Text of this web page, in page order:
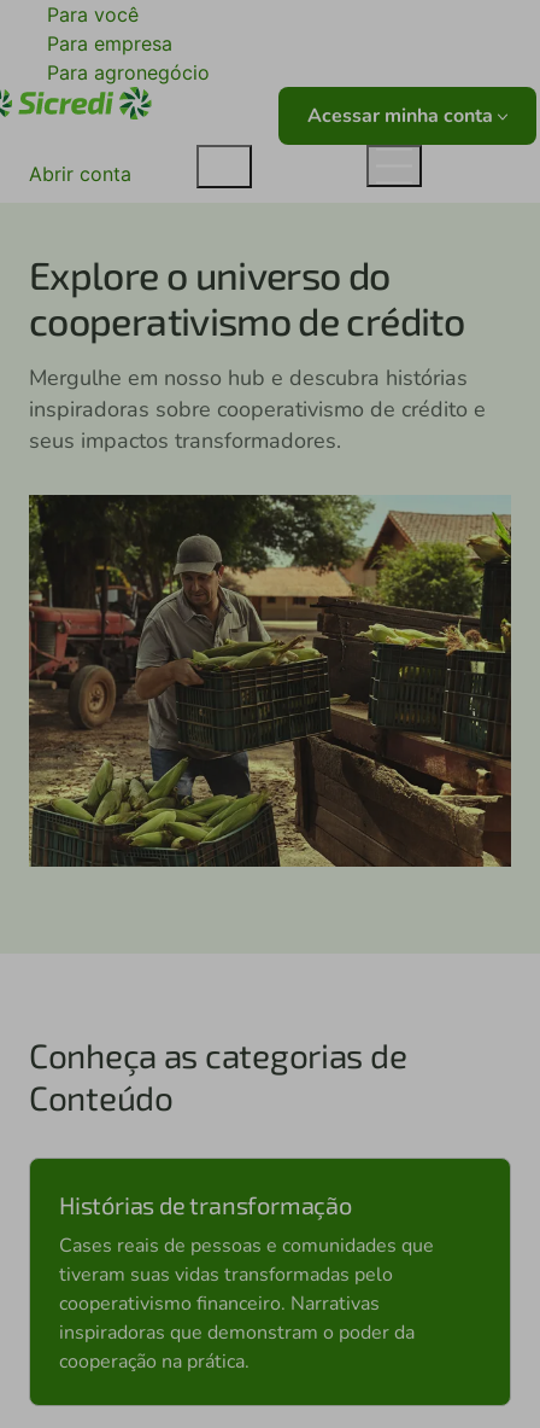
Para você
Para empresa
Para agronegócio
Acessar minha conta
Abrir conta
Explore o universo do
cooperativismo de crédito
Mergulhe em nosso hub e descubra histórias
inspiradoras sobre cooperativismo de crédito e
seus impactos transformadores.
Conheça as categorias de
Conteúdo
Histórias de transformação
Cases reais de pessoas e comunidades que
tiveram suas vidas transformadas pelo
cooperativismo financeiro. Narrativas
inspiradoras que demonstram o poder da
cooperação na prática.